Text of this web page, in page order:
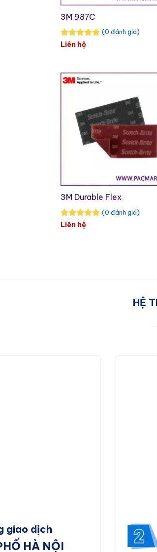
3M 987C
(0 đánh giá)
Liên hệ
3M Durable Flex
(0 đánh giá)
Liên hệ
HỆ
giao dịch
HÀ NỘI